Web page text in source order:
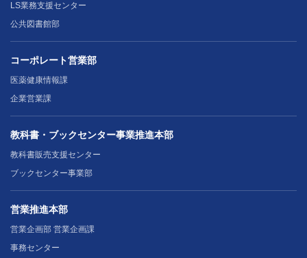
LS業務支援センター
公共図書館部
コーポレート営業部
医薬健康情報課
企業営業課
教科書・ブックセンター事業推進本部
教科書販売支援センター
ブックセンター事業部
営業推進本部
営業企画部 営業企画課
事務センター